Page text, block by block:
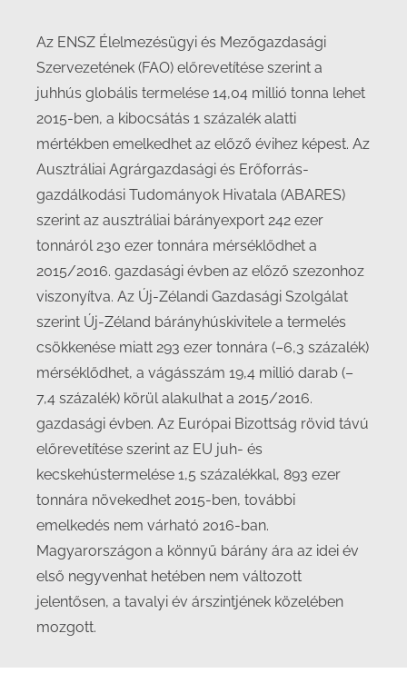
Az ENSZ Élelmezésügyi és Mezőgazdasági
Szervezetének (FAO) előrevetítése szerint a
juhhús globális termelése 14,04 millió tonna lehet
2015-ben, a kibocsátás 1 százalék alatti
mértékben emelkedhet az előző évihez képest. Az
Ausztráliai Agrárgazdasági és Erőforrás-
gazdálkodási Tudományok Hivatala (ABARES)
szerint az ausztráliai bárányexport 242 ezer
tonnáról 230 ezer tonnára mérséklődhet a
2015/2016. gazdasági évben az előző szezonhoz
viszonyítva. Az Új-Zélandi Gazdasági Szolgálat
szerint Új-Zéland bárányhúskivitele a termelés
csökkenése miatt 293 ezer tonnára (–6,3 százalék)
mérséklődhet, a vágásszám 19,4 millió darab (–
7,4 százalék) körül alakulhat a 2015/2016.
gazdasági évben. Az Európai Bizottság rövid távú
előrevetítése szerint az EU juh- és
kecskehústermelése 1,5 százalékkal, 893 ezer
tonnára növekedhet 2015-ben, további
emelkedés nem várható 2016-ban.
Magyarországon a könnyű bárány ára az idei év
első negyvenhat hetében nem változott
jelentősen, a tavalyi év árszintjének közelében
mozgott.